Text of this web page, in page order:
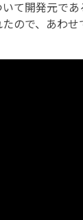
て開発元で
ので、あわせ